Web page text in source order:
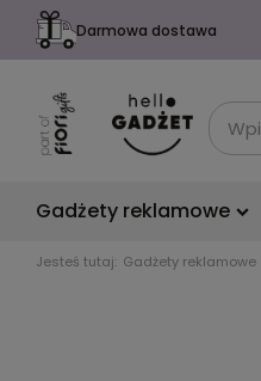
Darmowa dostawa
Gadżety reklamowe
Jesteś tutaj: Gadżety reklamowe